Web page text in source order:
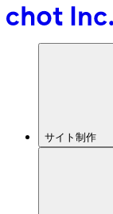
サイト制作